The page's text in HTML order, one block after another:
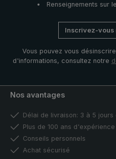
Renseignements sur
Inscrivez-vous
Vous pouvez vous
d'informations, consultez notre
Nos avantages
Délai de livraison: 3 à 5 jours
Plus de 100 ans d'expérience
Conseils personnels
Achat sécurisé